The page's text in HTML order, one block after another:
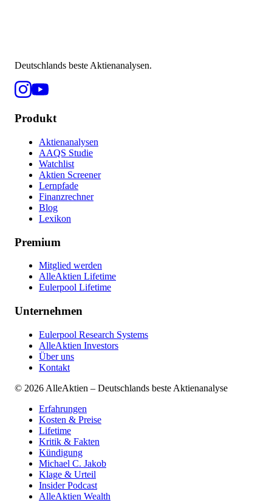
Deutschlands beste Aktienanalysen.
Produkt
Aktienanalysen
AAQS Studie
Watchlist
Aktien Screener
Lernpfade
Finanzrechner
Blog
Lexikon
Premium
Mitglied werden
AlleAktien Lifetime
Eulerpool Lifetime
Unternehmen
Eulerpool Research Systems
AlleAktien Investors
Über uns
Kontakt
© 2026 AlleAktien – Deutschlands beste Aktienanalyse
Erfahrungen
Kosten & Preise
Lifetime
Kritik & Fakten
Kündigung
Michael C. Jakob
Klage & Urteil
Insider Podcast
AlleAktien Wealth